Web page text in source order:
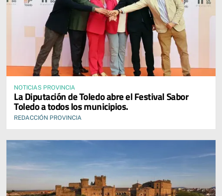
NOTICIAS PROVINCIA
La Diputación de Toledo abre el Festival Sabor
Toledo a todos los municipios.
REDACCIÓN PROVINCIA